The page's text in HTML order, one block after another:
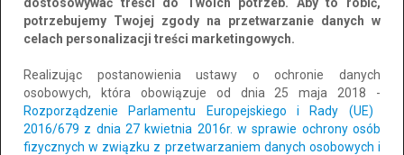
Usługi BHP w pełnym zakresie
Lokalizacja: Bartoszyce
Dodano: 2025-10-07 07:10:37
potrzebujemy Twojej zgody na przetwarzanie danych w
celach personalizacji treści marketingowych.
Realizując postanowienia ustawy o ochronie danych
osobowych, która obowiązuje od dnia 25 maja 2018 -
Rozporządzenie Parlamentu Europejskiego i Rady (UE)
2016/679 z dnia 27 kwietnia 2016r. w sprawie ochrony osób
fizycznych w związku z przetwarzaniem danych osobowych i